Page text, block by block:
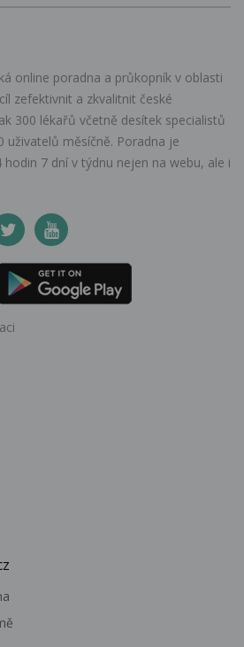
online poradna a průkopník v oblasti
zefektivnit a zkvalitnit české
300 lékařů včetně desítek specialistů
uživatelů měsíčně. Poradna je
7 dní v týdnu nejen na webu, ale i